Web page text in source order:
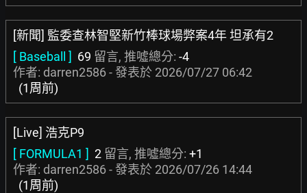
[新聞] 監委查林智堅新竹棒球場弊案4年 坦承有2
[ Baseball ] 69 留言, 推噓總分: -4
作者: darren2586 - 發表於 2026/07/27 06:42
(1周前)
[Live] 浩克P9
[ FORMULA1 ] 2 留言, 推噓總分: +1
作者: darren2586 - 發表於 2026/07/26 14:44
(1周前)